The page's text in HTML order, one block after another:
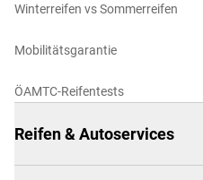
Winterreifen vs Sommerreifen
Mobilitätsgarantie
ÖAMTC-Reifentests
Reifen & Autoservices